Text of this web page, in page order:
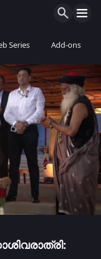
Series Add-ons